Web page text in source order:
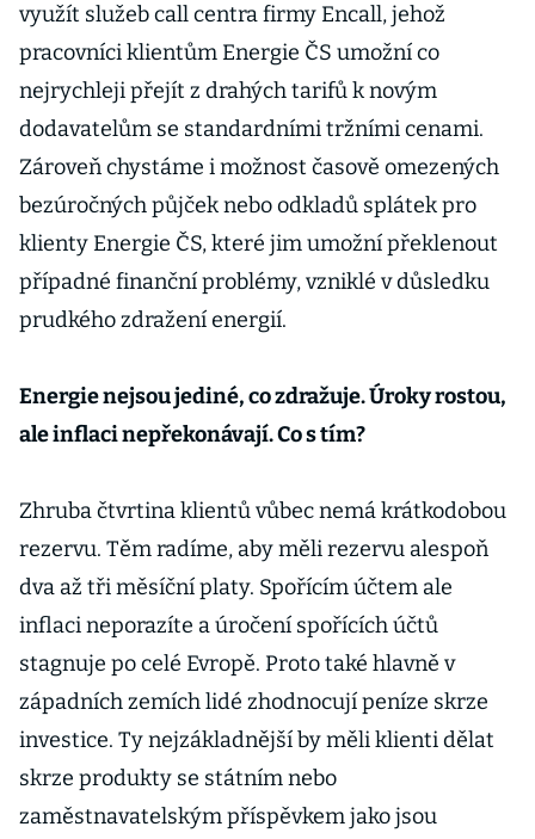
využít služeb call centra firmy Encall, jehož
pracovníci klientům Energie ČS umožní co
nejrychleji přejít z drahých tarifů k novým
dodavatelům se standardními tržními cenami.
Zároveň chystáme i možnost časově omezených
bezúročných půjček nebo odkladů splátek pro
klienty Energie ČS, které jim umožní překlenout
případné finanční problémy, vzniklé v důsledku
prudkého zdražení energií.
Energie nejsou jediné, co zdražuje. Úroky rostou,
ale inflaci nepřekonávají. Co s tím?
Zhruba čtvrtina klientů vůbec nemá krátkodobou
rezervu. Těm radíme, aby měli rezervu alespoň
dva až tři měsíční platy. Spořícím účtem ale
inflaci neporazíte a úročení spořících účtů
stagnuje po celé Evropě. Proto také hlavně v
západních zemích lidé zhodnocují peníze skrze
investice. Ty nejzákladnější by měli klienti dělat
skrze produkty se státním nebo
zaměstnavatelským příspěvkem jako jsou